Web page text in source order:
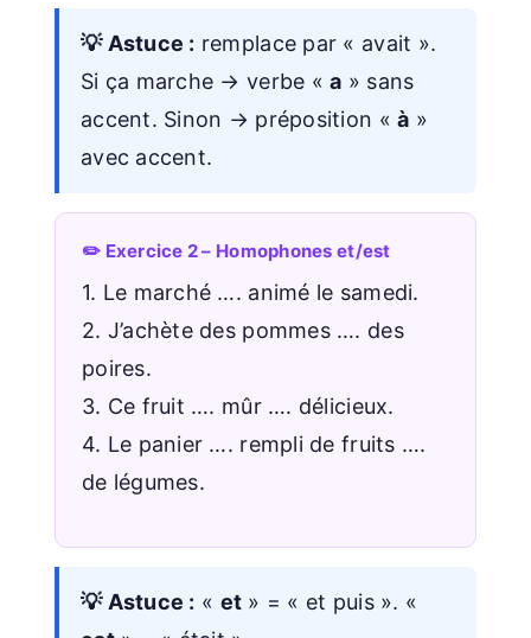
💡 Astuce : remplace par « avait ».
Si ça marche → verbe «a » sans
accent. Sinon → préposition «à »
avec accent.
✏️ Exercice 2 – Homophones et/est
1. Le marché …. animé le samedi.
2. J’achète des pommes …. des
poires.
3. Ce fruit …. mûr …. délicieux.
4. Le panier …. rempli de fruits ….
de légumes.
💡 Astuce : « et » = « et puis ». «